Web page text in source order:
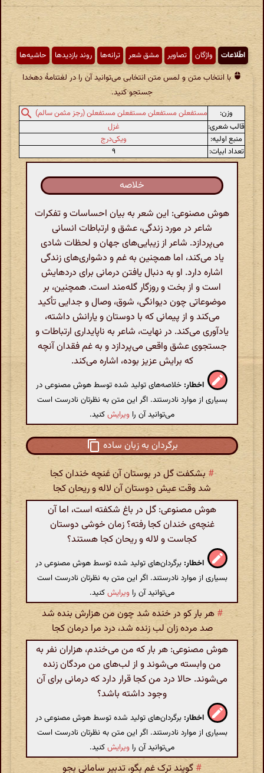
اطّلاعات واژگان تصاویر مشق شعر ترانه‌ها روند بازدیدها حاشیه‌ها
با انتخاب متن و لمس متن انتخابی می‌توانید آن را در لغتنامهٔ دهخدا
جستجو کنید.
وزن:
مستفعلن مستفعلن مستفعلن مستفعلن (رجز مثمن سالم)
قالب شعری:
غزل
منبع اولیه:
ویکی‌درج
تعداد ابیات:
۹
خلاصه
هوش مصنوعی: این شعر به بیان احساسات و تفکرات
شاعر در مورد زندگی، عشق و ارتباطات انسانی
می‌پردازد. شاعر از زیبایی‌های جهان و لحظات شادی
یاد می‌کند، اما همچنین به غم و دشواری‌های زندگی
اشاره دارد. او به دنبال یافتن درمانی برای دردهایش
است و از بخت و روزگار گله‌مند است. همچنین، بر
موضوعاتی چون دیوانگی، شوق، وصال و جدایی تأکید
می‌کند و از پیمانی که با دوستان و یارانش داشته،
یادآوری می‌کند. در نهایت، شاعر به ناپایداری ارتباطات و
جستجوی عشق واقعی می‌پردازد و به غم فقدان آنچه
که برایش عزیز بوده، اشاره می‌کند.
اخطار: خلاصه‌های تولید شده توسط هوش مصنوعی در
بسیاری از موارد نادرستند. اگر این متن به نظرتان نادرست است
می‌توانید آن را ویرایشکنید.
برگردان به زبان ساده
#بشکفت گل در بوستان آن غنچه خندان کجا
شد وقت عیش دوستان آن لاله و ریحان کجا
هوش مصنوعی: گل در باغ شکفته است، اما آن
غنچه‌ی خندان کجا رفته؟ زمان خوشی دوستان
کجاست و لاله و ریحان کجا هستند؟
اخطار: برگردان‌های تولید شده توسط هوش مصنوعی در
بسیاری از موارد نادرستند. اگر این متن به نظرتان نادرست است
می‌توانید آن را ویرایشکنید.
# هر بار کو در خنده شد چون من هزارش بنده شد
صد مرده زان لب زنده شد، درد مرا درمان کجا
هوش مصنوعی: هر بار که من می‌خندم، هزاران نفر به
من وابسته می‌شوند و از لب‌های من مردگان زنده
می‌شوند. حالا درد من کجا قرار دارد که درمانی برای آن
وجود داشته باشد؟
اخطار: برگردان‌های تولید شده توسط هوش مصنوعی در
بسیاری از موارد نادرستند. اگر این متن به نظرتان نادرست است
می‌توانید آن را ویرایشکنید.
#گویند ترک غم بگو، تدبیر سامانی بجو